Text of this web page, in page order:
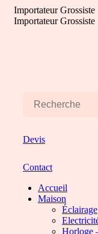
Aller
Importateur Grossiste
Importateur Grossiste
Devis
Contact
Accueil
Maison
Éclairage
Horloge